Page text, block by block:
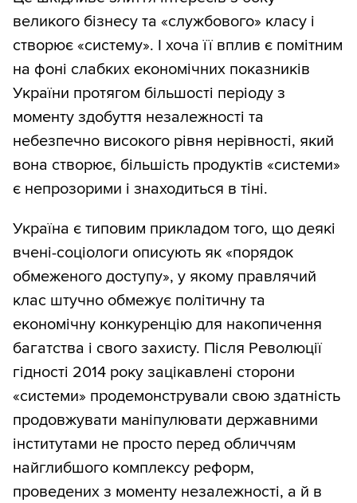
великого бізнесу та «службового» класу і
створює «систему». І хоча її вплив є помітним
на фоні слабких економічних показників
України протягом більшості періоду з
моменту здобуття незалежності та
небезпечно високого рівня нерівності, який
вона створює, більшість продуктів «системи»
є непрозорими і знаходиться в тіні.
Україна є типовим прикладом того, що деякі
вчені-соціологи описують як «порядок
обмеженого доступу», у якому правлячий
клас штучно обмежує політичну та
економічну конкуренцію для накопичення
багатства і свого захисту. Після Революції
гідності 2014 року зацікавлені сторони
«системи» продемонстрували свою здатність
продовжувати маніпулювати державними
інститутами не просто перед обличчям
найглибшого комплексу реформ,
проведених з моменту незалежності, а й в